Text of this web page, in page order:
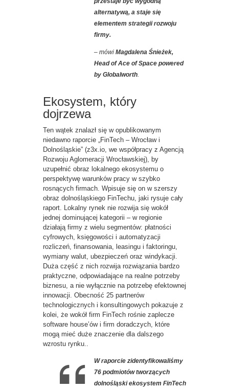
alternatywą, a staje się
elementem strategii rozwoju
firmy.
– mówi Magdalena Śnieżek,
Head of Ace of Space powered
by Globalworth.
Ekosystem, który
dojrzewa
Ten wątek znalazł się w opublikowanym
niedawno raporcie „FinTech – Wrocław i
Dolnośląskie” (z3x.io, we współpracy z Agencją
Rozwoju Aglomeracji Wrocławskiej), by
uzupełnić obraz lokalnego ekosystemu o
perspektywę warunków pracy w szybko
rosnących firmach. Wpisuje się on w szerszy
obraz dolnośląskiego FinTechu, jaki rysuje cały
raport. Lokalny rynek nie rozwija się wokół
jednej dominującej kategorii – w regionie
działają firmy z wielu segmentów: płatności
cyfrowych, księgowości i automatyzacji
rozliczeń, finansowania, leasingu i faktoringu,
wymiany walut, ubezpieczeń oraz windykacji.
Duża część z nich rozwija rozwiązania bardzo
praktyczne, odpowiadające na realne potrzeby
biznesu, a nie wyłącznie na potrzebę efektownej
innowacji. Obecność 25 partnerów
technologicznych i konsultingowych pokazuje z
kolei, że wokół firm FinTech rośnie zaplecze
software house’ów i firm doradczych, które
mogą mieć duże znaczenie dla dalszego
wzrostu rynku..
W raporcie zidentyfikowaliśmy
76 podmiotów tworzących
dolnośląski ekosystem FinTech